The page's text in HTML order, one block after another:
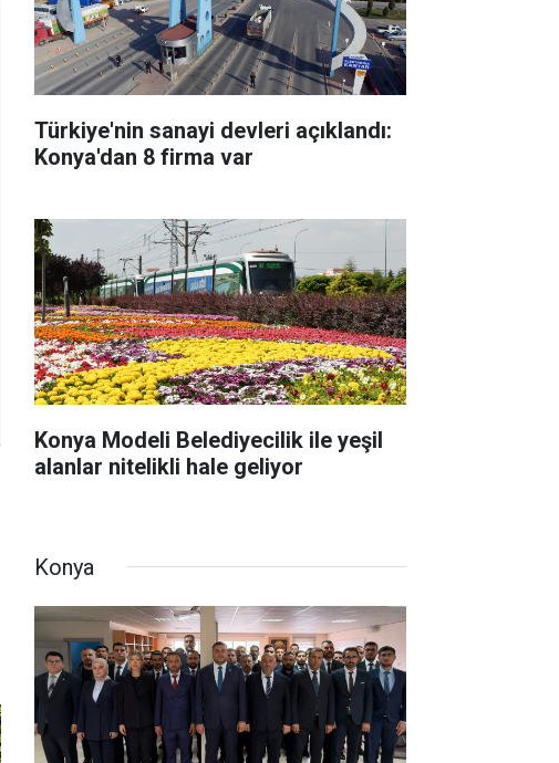
Türkiye'nin sanayi devleri açıklandı:
Konya'dan 8 firma var
Konya Modeli Belediyecilik ile yeşil
alanlar nitelikli hale geliyor
Konya